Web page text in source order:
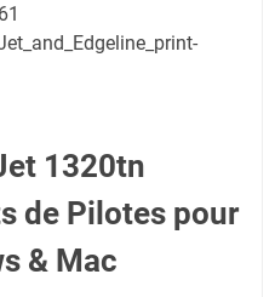
1320tn
de Pilotes pour
& Mac